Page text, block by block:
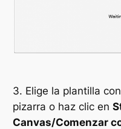
3. Elige la plantilla
pizarra o haz clic en
Canvas/Comenzar